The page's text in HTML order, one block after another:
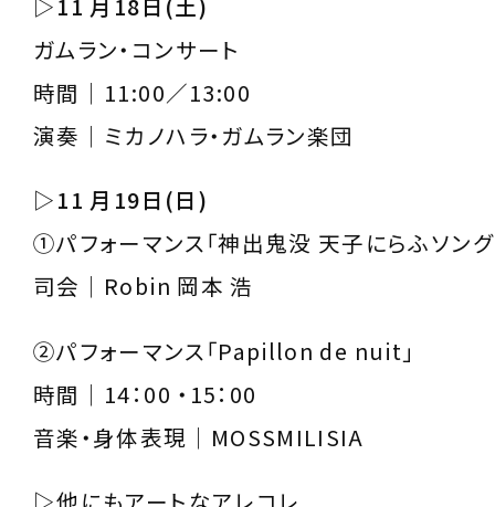
ガムラン・コンサート
時間｜11:00／13:00
演奏｜ミカノハラ・ガムラン楽団
▷11 月19日(日)
①パフォーマンス「神出鬼没 天子にらふソング
司会｜Robin 岡本 浩
②パフォーマンス「Papillon de nuit」
時間｜14：00 ・15：00
音楽・身体表現｜MOSSMILISIA